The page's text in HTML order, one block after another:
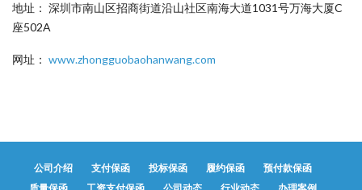
地址： 深圳市南山区招商街道沿山社区南海大道1031号万海大厦C
座502A
网址： www.zhongguobaohanwang.com
公司介绍 支付保函 投标保函 履约保函
预付款保函